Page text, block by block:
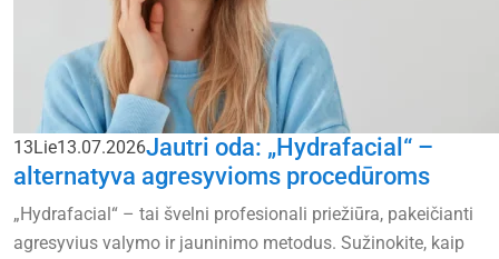
13Lie13.07.2026Jautri oda: „Hydrafacial“ –
alternatyva agresyvioms procedūroms
„Hydrafacial“ – tai švelni profesionali priežiūra, pakeičianti
agresyvius valymo ir jauninimo metodus. Sužinokite, kaip